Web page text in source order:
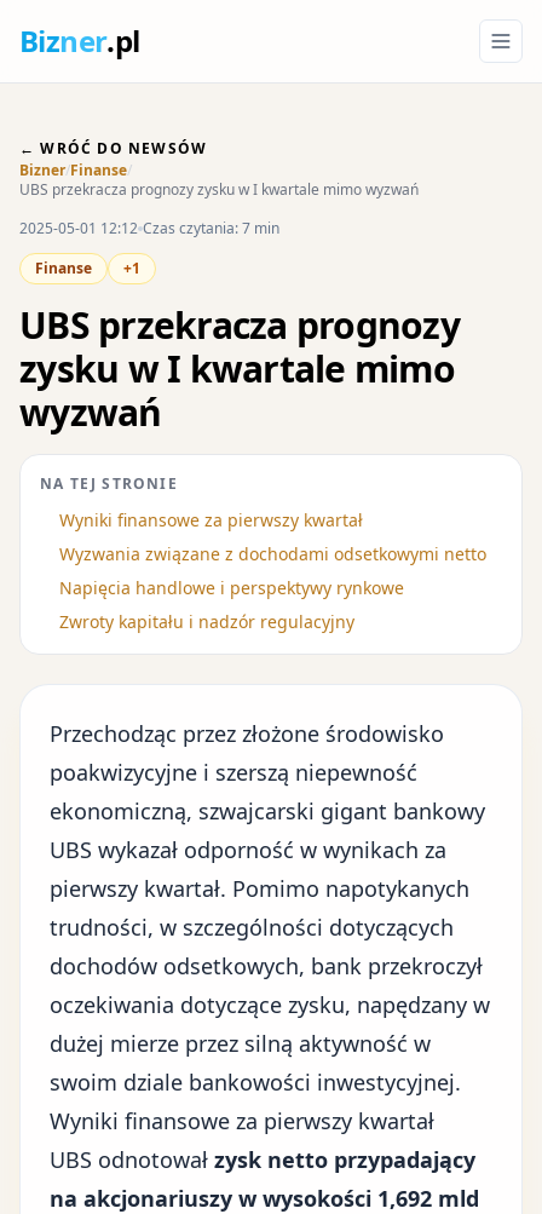
Bizner.pl
← WRÓĆ DO NEWSÓW
Bizner/Finanse/
UBS przekracza prognozy zysku w I kwartale mimo wyzwań
2025-05-01 12:12 Czas czytania: 7 min
Finanse
+1
UBS przekracza prognozy
zysku w I kwartale mimo
wyzwań
NA TEJ STRONIE
Wyniki finansowe za pierwszy kwartał
Wyzwania związane z dochodami odsetkowymi netto
Napięcia handlowe i perspektywy rynkowe
Zwroty kapitału i nadzór regulacyjny
Przechodząc przez złożone środowisko
poakwizycyjne i szerszą niepewność
ekonomiczną, szwajcarski gigant bankowy
UBS wykazał odporność w wynikach za
pierwszy kwartał. Pomimo napotykanych
trudności, w szczególności dotyczących
dochodów odsetkowych, bank przekroczył
oczekiwania dotyczące zysku, napędzany w
dużej mierze przez silną aktywność w
swoim dziale bankowości inwestycyjnej.
Wyniki finansowe za pierwszy kwartał
UBS odnotował zysk netto przypadający
na akcjonariuszy w wysokości 1,692 mld